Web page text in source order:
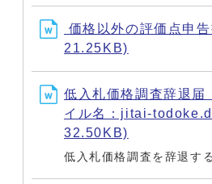
価格以外の評価点申告
21.25KB)
低入札価格調査辞退届
イル名：jitai-
32.50KB)
低入札価格調査を辞退す